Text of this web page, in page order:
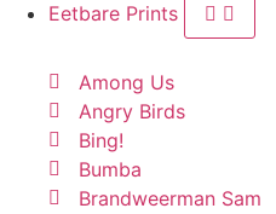
Eetbare Prints
Among Us
Angry Birds
Bing!
Bumba
Brandweerman Sam